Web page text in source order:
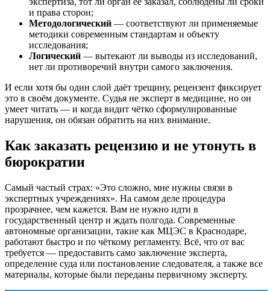
и права сторон;
Методологический — соответствуют ли применяемые
методики современным стандартам и объекту
исследования;
Логический — вытекают ли выводы из исследований,
нет ли противоречий внутри самого заключения.
И если хотя бы один слой даёт трещину, рецензент фиксирует
это в своём документе. Судья не эксперт в медицине, но он
умеет читать — и когда видит чётко сформулированные
нарушения, он обязан обратить на них внимание.
Как заказать рецензию и не утонуть в
бюрократии
Самый частый страх: «Это сложно, мне нужны связи в
экспертных учреждениях». На самом деле процедура
прозрачнее, чем кажется. Вам не нужно идти в
государственный центр и ждать полгода. Современные
автономные организации, такие как МЦЭС в Краснодаре,
работают быстро и по чёткому регламенту. Всё, что от вас
требуется — предоставить само заключение эксперта,
определение суда или постановление следователя, а также все
материалы, которые были переданы первичному эксперту.